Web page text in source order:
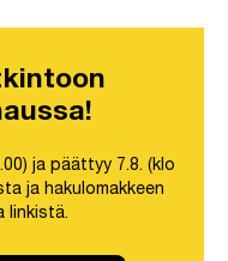
ja päättyy 7.8. (klo
ja hakulomakkeen
linkistä.